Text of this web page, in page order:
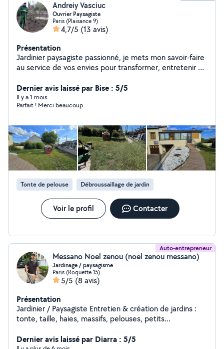
Andreiy Vasciuc
Ouvrier Paysagiste
Paris (Plaisance 9)
4,7/5 (13 avis)
Présentation
Jardinier paysagiste passionné, je mets mon savoir-faire
au service de vos envies pour transformer, entretenir et
- Création et aménagement sur mesure - Résultat
propre, soigné et durable Sérieux, réactif et à l'écoute,
je vous accompagne de A à Z avec des tarifs
contacter : 6 17 66 17 41
Dernier avis laissé par Bise : 5/5
Il y a 1 mois
Parfait ! Merci beaucoup
Tonte de pelouse Débroussaillage de jardin
Voir le profil Contacter
Auto-entrepreneur
Messano Noel zenou (noel zenou messano)
Jardinage / paysagisme
Paris (Roquette 15)
5/5 (8 avis)
Présentation
Jardinier / Paysagiste Entretien & création de jardins :
tonte, taille, haies, massifs, pelouses, petits
Devis gratuit Secteur [toute l'île de France]
Dernier avis laissé par Diarra : 5/5